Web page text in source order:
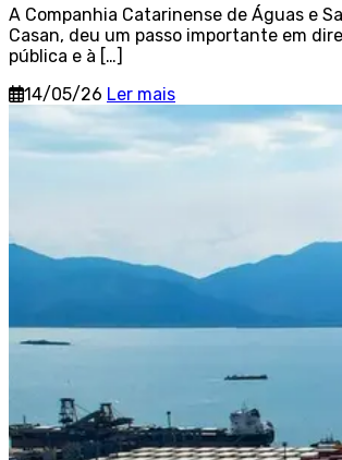
A Companhia Catarinense de Águas e
Casan, deu um passo importante em
pública e à […]
14/05/26 Ler mais